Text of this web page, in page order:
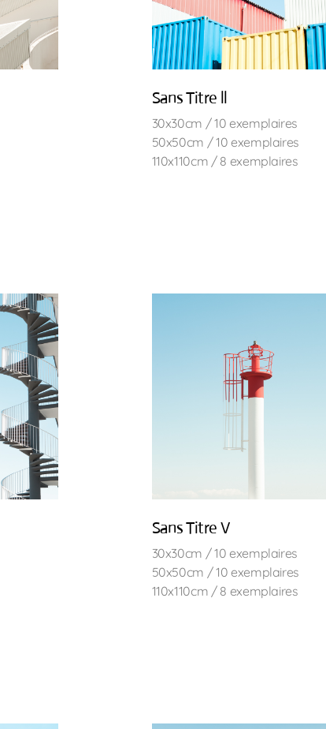
Sans Titre ll
30x30cm / 10 exemplaires
50x50cm / 10 exemplaires
110x110cm / 8 exemplaires
Sans Titre V
30x30cm / 10 exemplaires
50x50cm / 10 exemplaires
110x110cm / 8 exemplaires